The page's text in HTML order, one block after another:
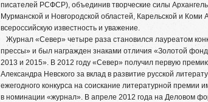
писателей РСФСР), объединив творческие силы
Мурманской и Новгородской областей, Карельской и
всероссийскую известность и уважение.
Журнал «Север» четыре раза становился лауреатом
прессы» и был награжден знаками отличия «Золотой
2013 и 2015». В 2012 году «Север» получил первую
Александра Невского за вклад в развитие русской
ежегодного конкурса на соискание литературной премии
в номинации «журнал». В апреле 2012 года на Деловом